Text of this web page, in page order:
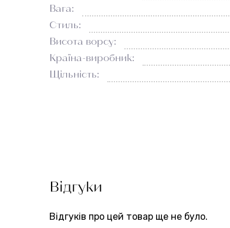
Вага:
Стиль:
Висота ворсу:
Країна-виробник:
Щільність:
Відгуки
Відгуків про цей товар ще не було.